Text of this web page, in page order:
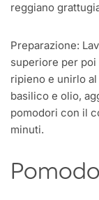
reggiano
Preparazione:
superiore per
ripieno e unirlo
basilico e olio,
pomodori con il
minuti.